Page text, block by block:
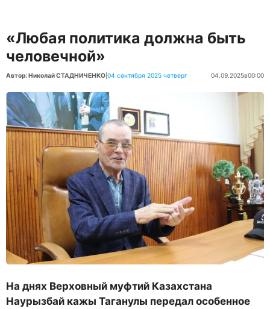
«Любая политика должна быть
человечной»
Автор: Николай СТАДНИЧЕНКО 04 сентября 2025 четверг 04.09.2025в00:00
На днях Верховный муфтий Казахстана
Наурызбай кажы Таганулы передал особенное